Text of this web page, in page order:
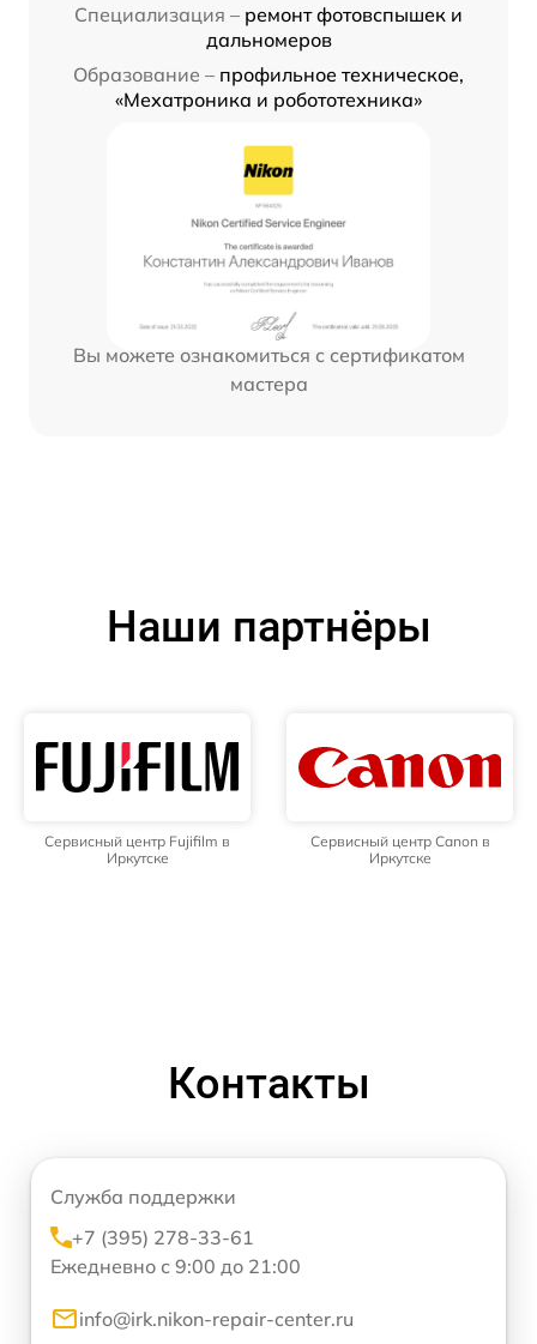
Специализация – ремонт фотовспышек и
дальномеров
Образование – профильное техническое,
«Мехатроника и робототехника»
Вы можете ознакомиться с сертификатом
мастера
Наши партнёры
Сервисный центр Fujifilm в
Иркутске
Сервисный центр Canon в
Иркутске
Контакты
Служба поддержки
+7 (395) 278-33-61
Ежедневно с 9:00 до 21:00
info@irk.nikon-repair-center.ru